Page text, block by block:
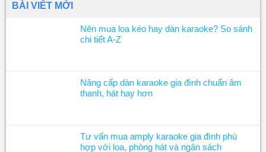
BÀI VIẾT MỚI
Nên mua loa kéo hay dàn karaoke? So sánh
chi tiết A-Z
Nâng cấp dàn karaoke gia đình chuẩn âm
thanh, hát hay hơn
Tư vấn mua amply karaoke gia đình phù
hợp với loa, phòng hát và ngân sách